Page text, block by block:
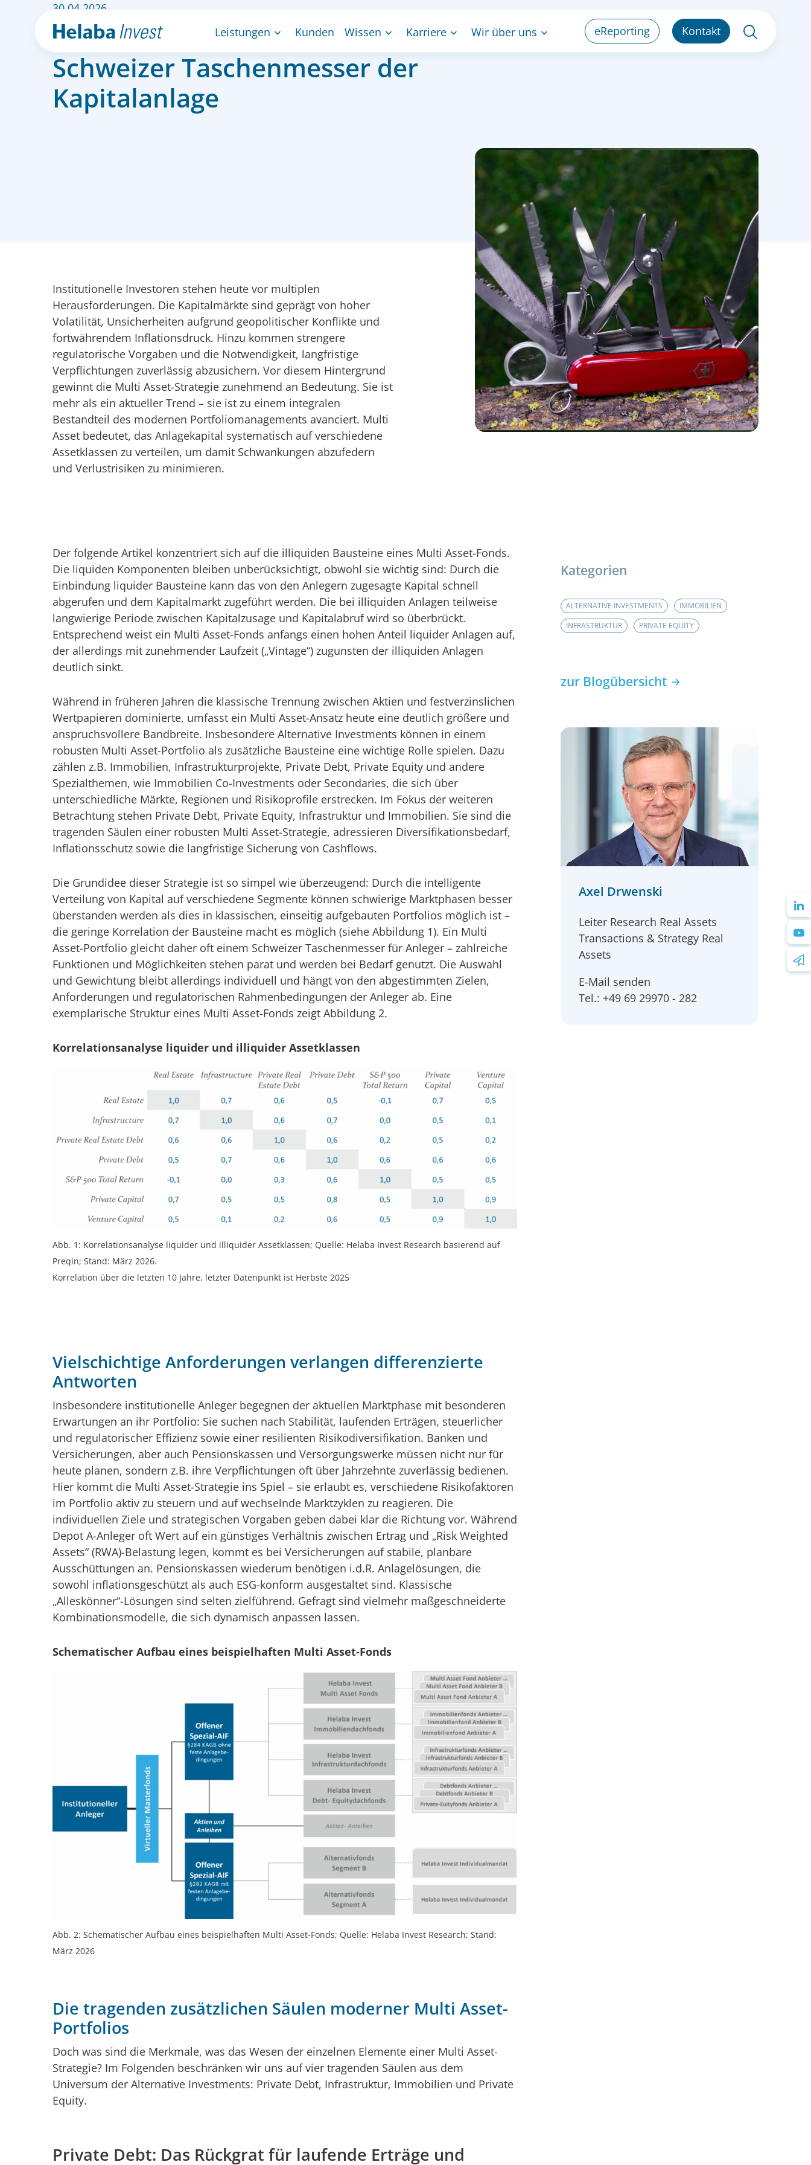
Leistungen Kunden Wissen Karriere Wir über uns eReporting Kontakt
30.04.2026
Multi Asset-Fonds: Das
Schweizer Taschenmesser der
Kapitalanlage
Institutionelle Investoren stehen heute vor multiplen
Herausforderungen. Die Kapitalmärkte sind geprägt von hoher
Volatilität, Unsicherheiten aufgrund geopolitischer Konflikte und
fortwährendem Inflationsdruck. Hinzu kommen strengere
regulatorische Vorgaben und die Notwendigkeit, langfristige
Verpflichtungen zuverlässig abzusichern. Vor diesem Hintergrund
gewinnt die Multi Asset-Strategie zunehmend an Bedeutung. Sie ist
mehr als ein aktueller Trend – sie ist zu einem integralen
Bestandteil des modernen Portfoliomanagements avanciert. Multi
Asset bedeutet, das Anlagekapital systematisch auf verschiedene
Assetklassen zu verteilen, um damit Schwankungen abzufedern
und Verlustrisiken zu minimieren.
Der folgende Artikel konzentriert sich auf die illiquiden Bausteine eines Multi Asset-Fonds.
Die liquiden Komponenten bleiben unberücksichtigt, obwohl sie wichtig sind: Durch die
Einbindung liquider Bausteine kann das von den Anlegern zugesagte Kapital schnell
abgerufen und dem Kapitalmarkt zugeführt werden. Die bei illiquiden Anlagen teilweise
langwierige Periode zwischen Kapitalzusage und Kapitalabruf wird so überbrückt.
Entsprechend weist ein Multi Asset-Fonds anfangs einen hohen Anteil liquider Anlagen auf,
der allerdings mit zunehmender Laufzeit („Vintage“) zugunsten der illiquiden Anlagen
deutlich sinkt.
Während in früheren Jahren die klassische Trennung zwischen Aktien und festverzinslichen
Wertpapieren dominierte, umfasst ein Multi Asset-Ansatz heute eine deutlich größere und
anspruchsvollere Bandbreite. Insbesondere Alternative Investments können in einem
robusten Multi Asset-Portfolio als zusätzliche Bausteine eine wichtige Rolle spielen. Dazu
zählen z.B. Immobilien, Infrastrukturprojekte, Private Debt, Private Equity und andere
Spezialthemen, wie Immobilien Co-Investments oder Secondaries, die sich über
unterschiedliche Märkte, Regionen und Risikoprofile erstrecken. Im Fokus der weiteren
Betrachtung stehen Private Debt, Private Equity, Infrastruktur und Immobilien. Sie sind die
tragenden Säulen einer robusten Multi Asset-Strategie, adressieren Diversifikationsbedarf,
Inflationsschutz sowie die langfristige Sicherung von Cashflows.
Die Grundidee dieser Strategie ist so simpel wie überzeugend: Durch die intelligente
Verteilung von Kapital auf verschiedene Segmente können schwierige Marktphasen besser
überstanden werden als dies in klassischen, einseitig aufgebauten Portfolios möglich ist –
die geringe Korrelation der Bausteine macht es möglich (siehe Abbildung 1). Ein Multi
Asset-Portfolio gleicht daher oft einem Schweizer Taschenmesser für Anleger – zahlreiche
Funktionen und Möglichkeiten stehen parat und werden bei Bedarf genutzt. Die Auswahl
und Gewichtung bleibt allerdings individuell und hängt von den abgestimmten Zielen,
Anforderungen und regulatorischen Rahmenbedingungen der Anleger ab. Eine
exemplarische Struktur eines Multi Asset-Fonds zeigt Abbildung 2.
Korrelationsanalyse liquider und illiquider Assetklassen
Abb. 1: Korrelationsanalyse liquider und illiquider Assetklassen; Quelle: Helaba Invest Research basierend auf
Preqin; Stand: März 2026.
Korrelation über die letzten 10 Jahre, letzter Datenpunkt ist Herbste 2025
Vielschichtige Anforderungen verlangen differenzierte
Antworten
Insbesondere institutionelle Anleger begegnen der aktuellen Marktphase mit besonderen
Erwartungen an ihr Portfolio: Sie suchen nach Stabilität, laufenden Erträgen, steuerlicher
und regulatorischer Effizienz sowie einer resilienten Risikodiversifikation. Banken und
Versicherungen, aber auch Pensionskassen und Versorgungswerke müssen nicht nur für
heute planen, sondern z.B. ihre Verpflichtungen oft über Jahrzehnte zuverlässig bedienen.
Hier kommt die Multi Asset-Strategie ins Spiel – sie erlaubt es, verschiedene Risikofaktoren
im Portfolio aktiv zu steuern und auf wechselnde Marktzyklen zu reagieren. Die
individuellen Ziele und strategischen Vorgaben geben dabei klar die Richtung vor. Während
Depot A-Anleger oft Wert auf ein günstiges Verhältnis zwischen Ertrag und „Risk Weighted
Assets“ (RWA)-Belastung legen, kommt es bei Versicherungen auf stabile, planbare
Ausschüttungen an. Pensionskassen wiederum benötigen i.d.R. Anlagelösungen, die
sowohl inflationsgeschützt als auch ESG-konform ausgestaltet sind. Klassische
„Alleskönner“-Lösungen sind selten zielführend. Gefragt sind vielmehr maßgeschneiderte
Kombinationsmodelle, die sich dynamisch anpassen lassen.
Schematischer Aufbau eines beispielhaften Multi Asset-Fonds
Abb. 2: Schematischer Aufbau eines beispielhaften Multi Asset-Fonds; Quelle: Helaba Invest Research; Stand:
März 2026
Die tragenden zusätzlichen Säulen moderner Multi Asset-
Portfolios
Doch was sind die Merkmale, was das Wesen der einzelnen Elemente einer Multi Asset-
Strategie? Im Folgenden beschränken wir uns auf vier tragenden Säulen aus dem
Universum der Alternative Investments: Private Debt, Infrastruktur, Immobilien und Private
Equity.
Private Debt: Das Rückgrat für laufende Erträge und
Kategorien
ALTERNATIVE INVESTMENTS
IMMOBILIEN
INFRASTRUKTUR
PRIVATE EQUITY
zur Blogübersicht
Axel Drwenski
Leiter Research Real Assets
Transactions & Strategy Real
Assets
E-Mail senden
Tel.: +49 69 29970 - 282